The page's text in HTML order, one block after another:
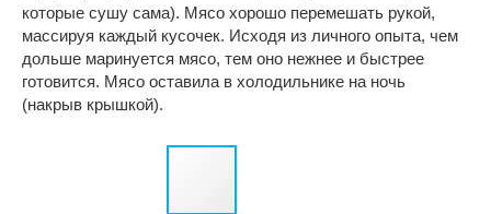
которые сушу сама). Мясо хорошо перемешать рукой,
массируя каждый кусочек. Исходя из личного опыта, чем
дольше маринуется мясо, тем оно нежнее и быстрее
готовится. Мясо оставила в холодильнике на ночь
(накрыв крышкой).